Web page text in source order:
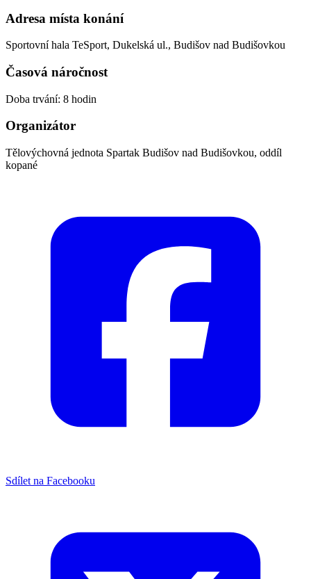
Adresa místa konání
Sportovní hala TeSport, Dukelská ul., Budišov nad Budišovkou
Časová náročnost
Doba trvání: 8 hodin
Organizátor
Tělovýchovná jednota Spartak Budišov nad Budišovkou, oddíl
kopané
Sdílet na Facebooku